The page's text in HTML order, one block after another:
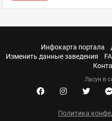
Инфокарта портала
Изменить данные заведения
Ласун в
Политика